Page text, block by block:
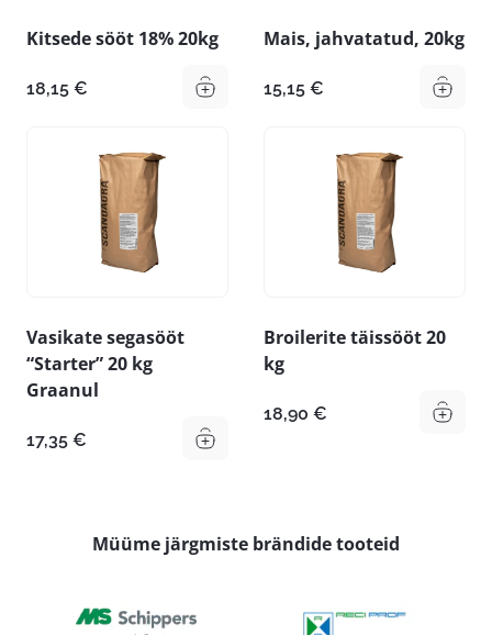
Kitsede sööt 18% 20kg
18,15 €
Mais, jahvatatud, 20kg
15,15 €
Vasikate segasööt
“Starter” 20 kg
Graanul
17,35 €
Broilerite täissööt 20
kg
18,90 €
Müüme järgmiste brändide tooteid